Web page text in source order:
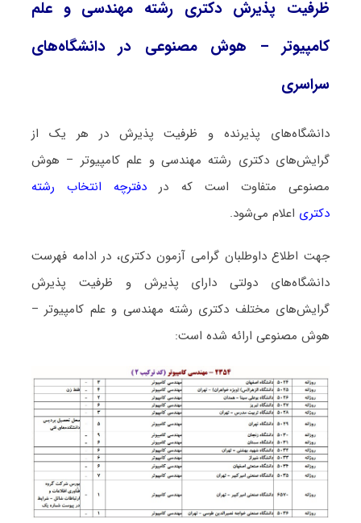
ظرفیت پذیرش دکتری رشته مهندسی و علم
کامپیوتر – هوش مصنوعی در دانشگاه‌های
سراسری
دانشگاه‌های پذیرنده و ظرفیت پذیرش در هر یک از
گرایش‌های دکتری رشته مهندسی و علم کامپیوتر – هوش
مصنوعی متفاوت است که در دفترچه انتخاب رشته
دکتری اعلام می‌شود.
جهت اطلاع داوطلبان گرامی آزمون دکتری، در ادامه فهرست
دانشگاه‌های دولتی دارای پذیرش و ظرفیت پذیرش
گرایش‌های مختلف دکتری رشته مهندسی و علم کامپیوتر –
هوش مصنوعی ارائه شده است: